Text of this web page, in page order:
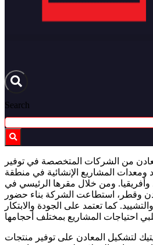
Search
من الشركات المتخصصة في توفير
ومعدات المشاريع الإنشائية في منطقة
وأفريقيا. ومن خلال مقرها الرئيسي في
وقطر، استطاعت الشركة بناء حضور
كما تعتمد على الجودة والابتكار
لتشكيل المعادن على توفير منتجات